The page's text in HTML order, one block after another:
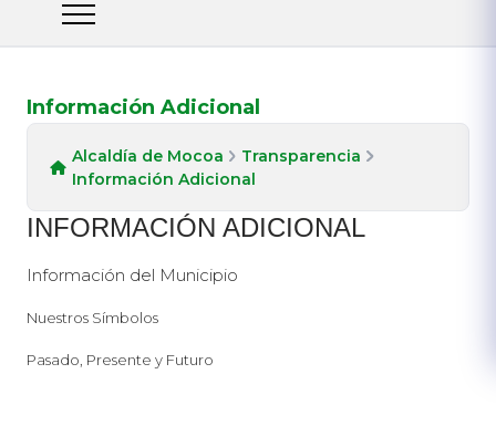
Información Adicional
Alcaldía de Mocoa
Transparencia
Información Adicional
INFOR​MACIÓN ADICIONAL
Información del Municipio​
Nuestros Símbolos
Pasado, Presente y Futuro​​​​